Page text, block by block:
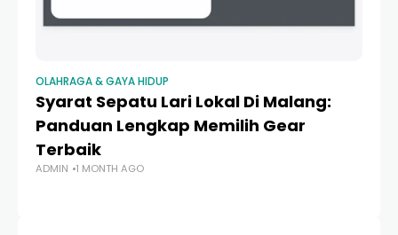
OLAHRAGA & GAYA HIDUP
Syarat Sepatu Lari Lokal Di Malang:
Panduan Lengkap Memilih Gear
Terbaik
ADMIN 1 MONTH AGO